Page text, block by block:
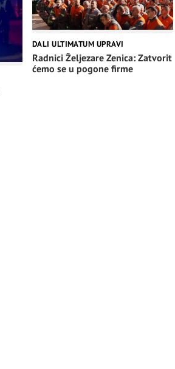
DALI ULTIMATUM UPRAVI
Radnici Željezare Zenica: Zatvorit
ćemo se u pogone firme